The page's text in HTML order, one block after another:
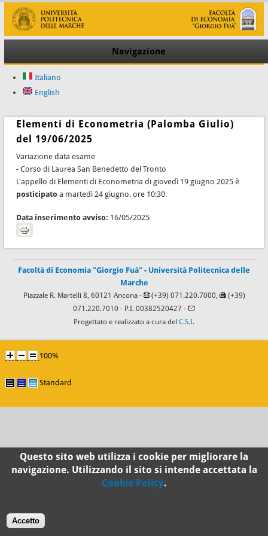
Navigazione
Italiano
English
Elementi di Econometria (Palomba Giulio)
del 19/06/2025
Variazione data esame
- Corso di Laurea San Benedetto del Tronto
L'appello di Elementi di Econometria di giovedì 19 giugno 2025 è
posticipato a martedì 24 giugno, ore 10:30.
Data inserimento avviso: 16/05/2025
Facoltà di Economia "Giorgio Fuà" - Università Politecnica delle
Marche
Piazzale R. Martelli 8, 60121 Ancona - (+39) 071.220.7000,
(+39)
071.220.7010 - P.I. 00382520427 -
Progettato e realizzato a cura del C.S.I.
100%
Standard
Questo sito web utilizza i cookie per migliorare la
navigazione. Utilizzando il sito si intende accettata la
Cookie Policy.
Accetto